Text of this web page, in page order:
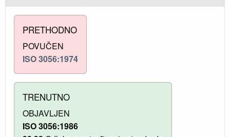
PRETHODNO
POVUČEN
ISO 3056:1974
TRENUTNO
OBJAVLJEN
ISO 3056:1986